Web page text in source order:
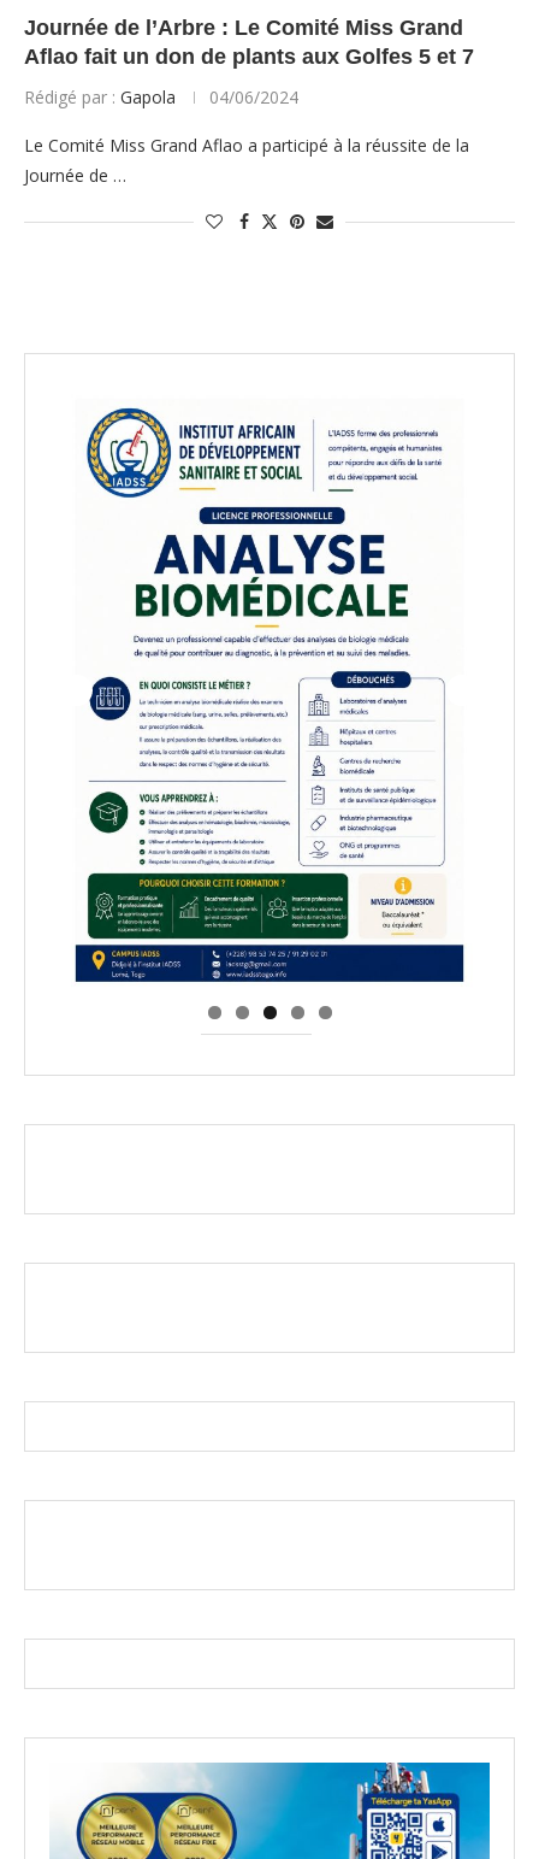
Journée de l’Arbre : Le Comité Miss Grand
Aflao fait un don de plants aux Golfes 5 et 7
Rédigé par : Gapola 04/06/2024
Le Comité Miss Grand Aflao a participé à la réussite de la
Journée de …